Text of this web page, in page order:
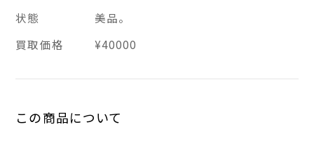
状態
美品。
買取価格
¥40000
この商品について